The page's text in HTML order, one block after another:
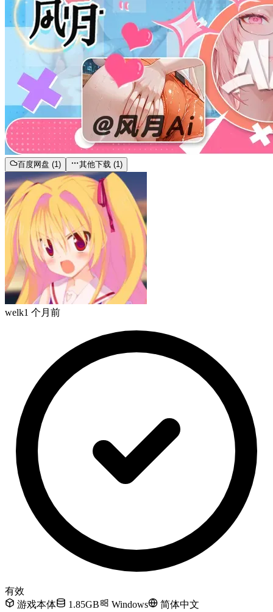
百度网盘 (1) 其他下载 (1)
welk1 个月前
有效
游戏本体
1.85GB Windows
简体中文